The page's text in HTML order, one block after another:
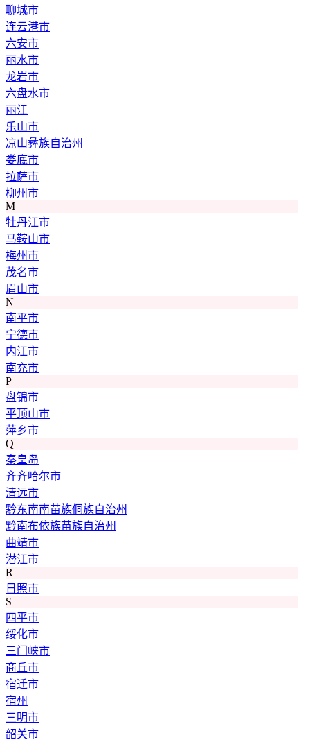
聊城市
连云港市
六安市
丽水市
龙岩市
六盘水市
丽江
乐山市
凉山彝族自治州
娄底市
拉萨市
柳州市
M
牡丹江市
马鞍山市
梅州市
茂名市
眉山市
N
南平市
宁德市
内江市
南充市
P
盘锦市
平顶山市
萍乡市
Q
秦皇岛
齐齐哈尔市
清远市
黔东南南苗族侗族自治州
黔南布依族苗族自治州
曲靖市
潜江市
R
日照市
S
四平市
绥化市
三门峡市
商丘市
宿迁市
宿州
三明市
韶关市